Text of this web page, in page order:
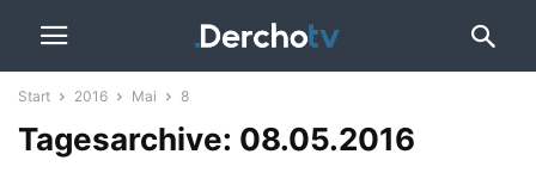
Start 2016 Mai 8
Tagesarchive: 08.05.2016